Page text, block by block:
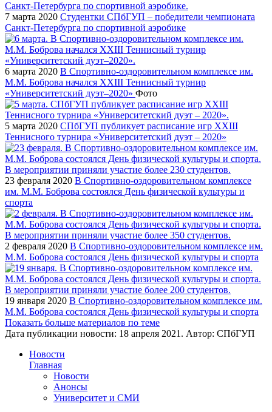
7 марта 2020 Студентки СПбГУП – победители чемпионата
Санкт-Петербурга по спортивной аэробике
6 марта 2020 В Cпортивно-оздоровительном комплексе им.
М.М. Боброва начался XXIII Теннисный турнир
«Университетский дуэт–2020» Фото
5 марта 2020 СПбГУП публикует расписание игр XXIII
Теннисного турнира «Университетский дуэт – 2020»
23 февраля 2020 В Спортивно-оздоровительном комплексе
им. М.М. Боброва состоялся День физической культуры и
спорта
2 февраля 2020 В Спортивно-оздоровительном комплексе им.
М.М. Боброва состоялся День физической культуры и спорта
19 января 2020 В Спортивно-оздоровительном комплексе им.
М.М. Боброва состоялся День физической культуры и спорта
Показать больше материалов по теме
Дата публикации новости: 18 апреля 2021 . Автор: СПбГУП
Новости
Главная
Новости
Анонсы
Университет и СМИ